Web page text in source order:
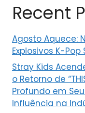
Recent
Agosto Aquece:
Explosivos K-
Stray Kids
o Retorno de
Profundo em
Influência na